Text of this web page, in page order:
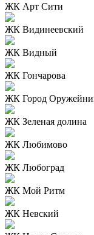
ЖК Арт Сити
ЖК Видинеевский
ЖК Видный
ЖК Гончарова
ЖК Город
ЖК Зеленая долина
ЖК Любимово
ЖК Любоград
ЖК Мой Ритм
ЖК Невский